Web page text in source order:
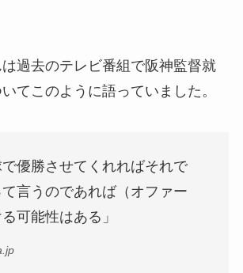
過去のテレビ番組で阪神監督就
てこのように語っていました。
で優勝させてくれればそれで
言うのであれば（オファー
可能性はある」